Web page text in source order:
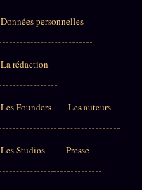
Données personnelles
La rédaction
Les Founders Les auteurs
Les Studios Presse